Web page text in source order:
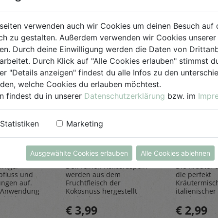
und
auf.
Kokosraspeln
250g
Rapunzel Naturkost
Den feinen Kokosraspeln
werden aus dem
Fruchtfleisch der
Kokosnuss hergestellt
und geben einen Hauch
Exotik in köstliche Kuchen
& Kekse
€ 3,99
Kräuter
Sonnentor
Die Kräuter
die perfekt
italienischer
rundet
und
€ 2,99
verwenden auch wir Cookies um deinen Besuch auf
zu gestalten. Außerdem verwenden wir Cookies
Durch deine Einwilligung werden die Daten von
Durch Klick auf "Alle Cookies erlauben" stimmst
"Details anzeigen" findest du alle Infos zu den
welche Cookies du erlauben möchtest.
findest du in unserer Datenschutzerklärung bzw. im
Statistiken Marketing
Ausgewählte Cookies erlauben Alle Cookies ablehnen